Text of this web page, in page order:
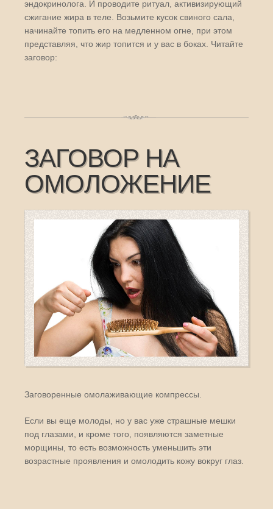
эндокринолога. И проводите ритуал, активизирующий
сжигание жира в теле. Возьмите кусок свиного сала,
начинайте топить его на медленном огне, при этом
представляя, что жир топится и у вас в боках. Читайте
заговор:
ЗАГОВОР НА
ОМОЛОЖЕНИЕ
Заговоренные омолаживающие компрессы.
Если вы еще молоды, но у вас уже страшные мешки
под глазами, и кроме того, появляются заметные
морщины, то есть возможность уменьшить эти
возрастные проявления и омолодить кожу вокруг глаз.